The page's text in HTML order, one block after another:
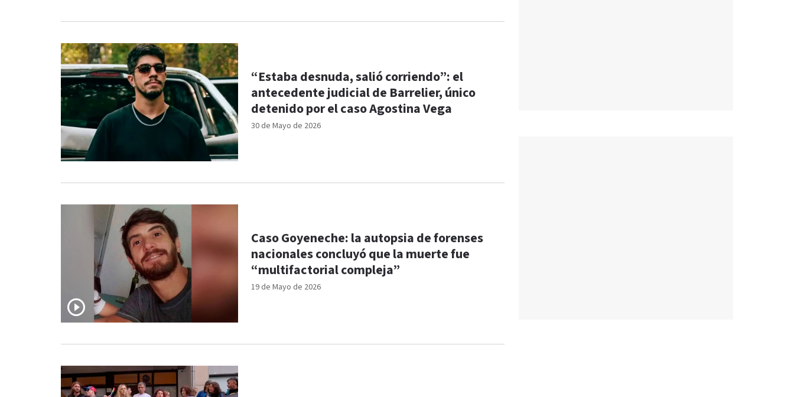
30 de Mayo de 2026
“Estaba desnuda, salió corriendo”: el
antecedente judicial de Barrelier, único
detenido por el caso Agostina Vega
19 de Mayo de 2026
Caso Goyeneche: la autopsia de forenses
nacionales concluyó que la muerte fue
“multifactorial compleja”